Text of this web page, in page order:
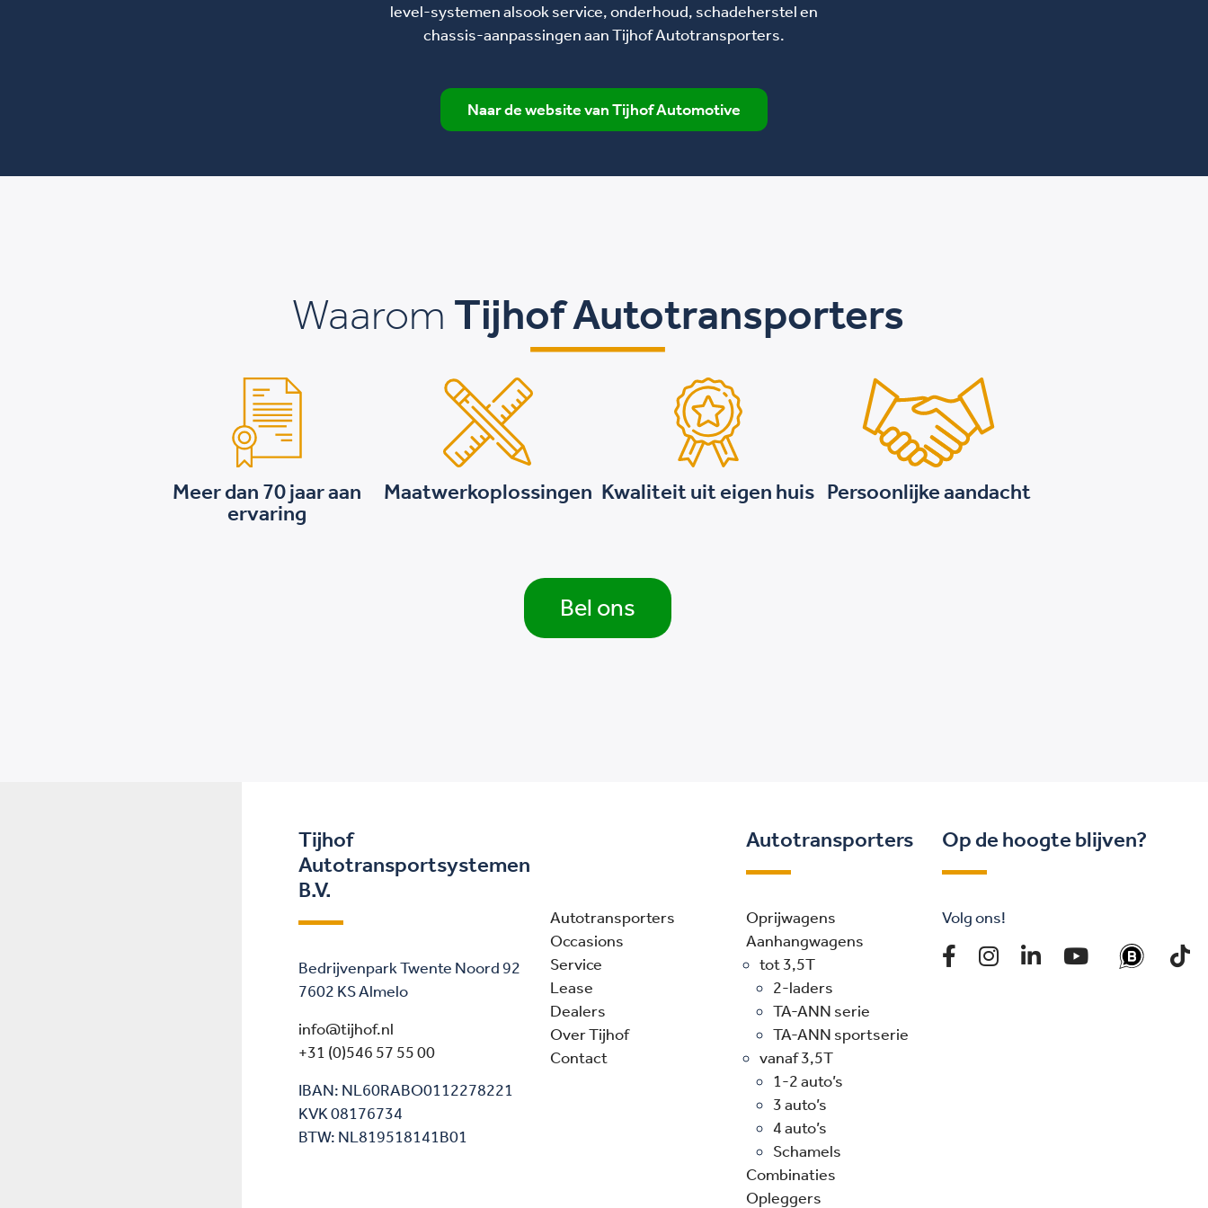
level-systemen alsook service, onderhoud, schadeherstel en
chassis-aanpassingen aan Tijhof Autotransporters.
Naar de website van Tijhof Automotive
Waarom Tijhof Autotransporters
Meer dan 70 jaar aan
ervaring
Maatwerkoplossingen Kwaliteit uit eigen huis Persoonlijke aandacht
Bel ons
Tijhof
Autotransportsystemen
B.V.
Bedrijvenpark Twente Noord 92
7602 KS Almelo
info@tijhof.nl
+31 (0)546 57 55 00
IBAN: NL60RABO0112278221
KVK 08176734
BTW: NL819518141B01
Autotransporters
Autotransporters
Occasions
Service
Lease
Dealers
Over Tijhof
Contact
Oprijwagens
Aanhangwagens
tot 3,5T
2-laders
TA-ANN serie
TA-ANN sportserie
vanaf 3,5T
1-2 auto’s
3 auto’s
4 auto’s
Schamels
Combinaties
Opleggers
Op de hoogte blijven?
Volg ons!